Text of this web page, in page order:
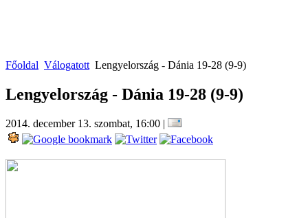
Főoldal Válogatott Lengyelország - Dánia 19-28 (9-9)
Lengyelország - Dánia 19-28 (9-9)
2014. december 13. szombat, 16:00 |